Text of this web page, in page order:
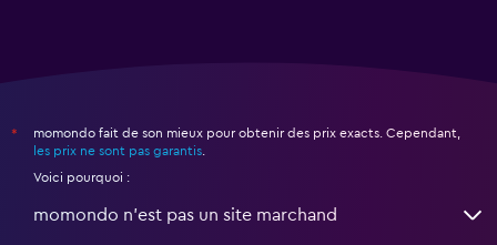
*
momondo fait de son mieux pour obtenir des prix exacts. Cependant,
les prix ne sont pas garantis.
Voici pourquoi :
momondo n'est pas un site marchand